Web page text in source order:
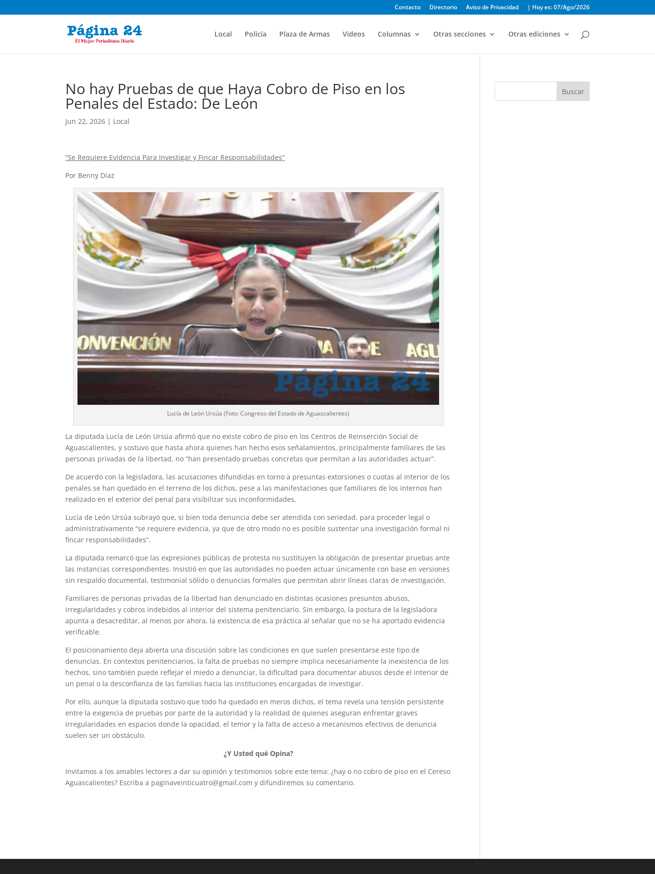
Contacto Directorio Aviso de Privacidad | Hoy es: 07/Ago/2026
Local Policía Plaza de Armas Videos Columnas Otras secciones Otras ediciones
No hay Pruebas de que Haya Cobro de Piso en los
Penales del Estado: De León
Jun 22, 2026 | Local
“Se Requiere Evidencia Para Investigar y Fincar Responsabilidades”
Por Benny Díaz
Lucía de León Ursúa (Foto: Congreso del Estado de Aguascalientes)
La diputada Lucía de León Ursúa afirmó que no existe cobro de piso en los Centros de Reinserción Social de
Aguascalientes, y sostuvo que hasta ahora quienes han hecho esos señalamientos, principalmente familiares de las
personas privadas de la libertad, no “han presentado pruebas concretas que permitan a las autoridades actuar”.
De acuerdo con la legisladora, las acusaciones difundidas en torno a presuntas extorsiones o cuotas al interior de los
penales se han quedado en el terreno de los dichos, pese a las manifestaciones que familiares de los internos han
realizado en el exterior del penal para visibilizar sus inconformidades.
Lucía de León Ursúa subrayó que, si bien toda denuncia debe ser atendida con seriedad, para proceder legal o
administrativamente “se requiere evidencia, ya que de otro modo no es posible sustentar una investigación formal ni
fincar responsabilidades”.
La diputada remarcó que las expresiones públicas de protesta no sustituyen la obligación de presentar pruebas ante
las instancias correspondientes. Insistió en que las autoridades no pueden actuar únicamente con base en versiones
sin respaldo documental, testimonial sólido o denuncias formales que permitan abrir líneas claras de investigación.
Familiares de personas privadas de la libertad han denunciado en distintas ocasiones presuntos abusos,
irregularidades y cobros indebidos al interior del sistema penitenciario. Sin embargo, la postura de la legisladora
apunta a desacreditar, al menos por ahora, la existencia de esa práctica al señalar que no se ha aportado evidencia
verificable.
El posicionamiento deja abierta una discusión sobre las condiciones en que suelen presentarse este tipo de
denuncias. En contextos penitenciarios, la falta de pruebas no siempre implica necesariamente la inexistencia de los
hechos, sino también puede reflejar el miedo a denunciar, la dificultad para documentar abusos desde el interior de
un penal o la desconfianza de las familias hacia las instituciones encargadas de investigar.
Por ello, aunque la diputada sostuvo que todo ha quedado en meros dichos, el tema revela una tensión persistente
entre la exigencia de pruebas por parte de la autoridad y la realidad de quienes aseguran enfrentar graves
irregularidades en espacios donde la opacidad, el temor y la falta de acceso a mecanismos efectivos de denuncia
suelen ser un obstáculo.
¿Y Usted qué Opina?
Invitamos a los amables lectores a dar su opinión y testimonios sobre este tema: ¿hay o no cobro de piso en el Cereso
Aguascalientes? Escriba a paginaveinticuatro@gmail.com y difundiremos su comentario.
Buscar